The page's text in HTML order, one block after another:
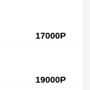
17000Р
19000Р